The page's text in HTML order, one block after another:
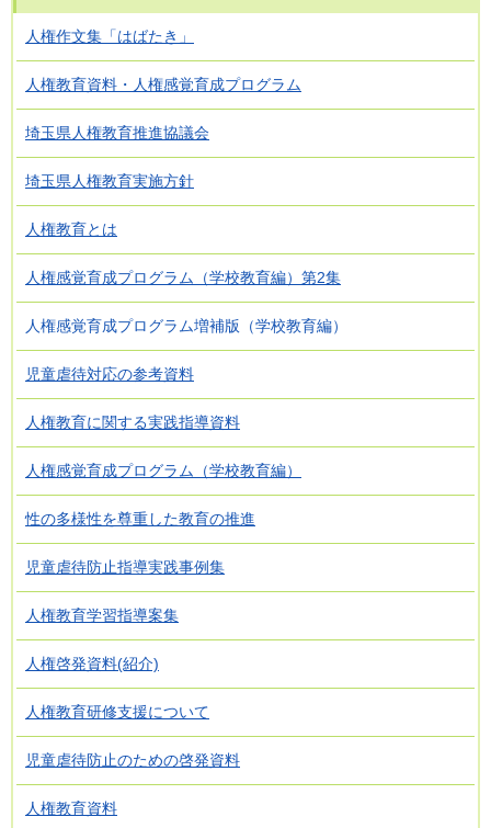
人権作文集「はばたき」
人権教育資料・人権感覚育成プログラム
埼玉県人権教育推進協議会
埼玉県人権教育実施方針
人権教育とは
人権感覚育成プログラム（学校教育編）第2集
人権感覚育成プログラム増補版（学校教育編）
児童虐待対応の参考資料
人権教育に関する実践指導資料
人権感覚育成プログラム（学校教育編）
性の多様性を尊重した教育の推進
児童虐待防止指導実践事例集
人権教育学習指導案集
人権啓発資料(紹介)
人権教育研修支援について
児童虐待防止のための啓発資料
人権教育資料